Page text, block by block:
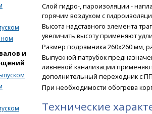
Слой гидро-, пароизоляции -
горячим воздухом с
Высота надставного элемента
увеличить высоту применяют
Размер подрамника 260x260 мм,
Выпускной патрубок
ливневой канализации
дополнительный переходник с
При необходимости обогрева
Технические
и